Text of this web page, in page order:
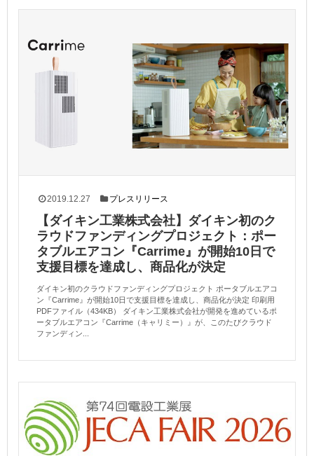
2019.12.27 プレスリリース
【ダイキン工業株式会社】ダイキン初のク
ラウドファンディングプロジェクト：ポー
タブルエアコン『Carrime』が開始10日で
支援目標を達成し、商品化が決定
ダイキン初のクラウドファンディングプロジェクト ポータブルエアコ
ン『Carrime』が開始10日で支援目標を達成し、商品化が決定 印刷用
PDFファイル（434KB） ダイキン工業株式会社が開発を進めているポ
ータブルエアコン『Carrime（キャリミー）』が、このたびクラウド
ファンディン...